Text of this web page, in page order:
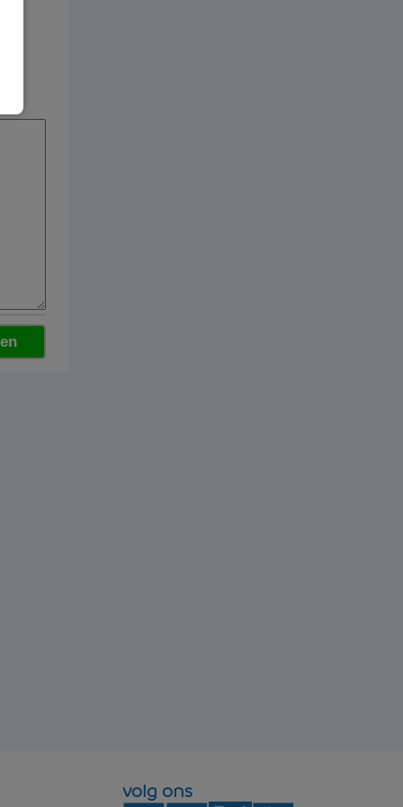
volg ons